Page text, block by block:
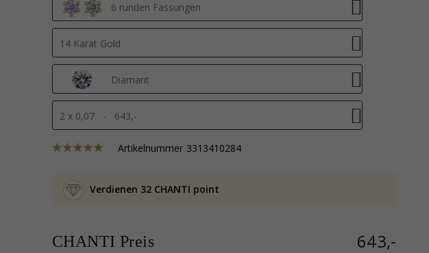
6 runden Fassungen
14 Karat Gold
Diamant
2 x 0,07 - 643,-
Artikelnummer 3313410284
Verdienen 32 CHANTI point
CHANTI Preis 643,-